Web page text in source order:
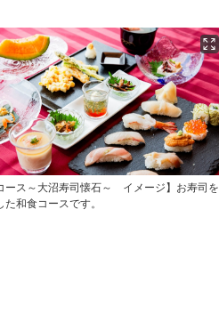
ース～大沼寿司懐石～ イメージ】お寿司を
た和食コースです。